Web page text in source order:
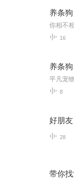
养条
你相不
16
养条
8
好朋
28
带你